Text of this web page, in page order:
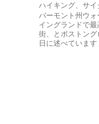
ン・アパート
ハイキング、サ
ール、受賞歴のあ
バーモント州ウ
イングランドで
街、とボストン
日に述べています バーモント州の十字路